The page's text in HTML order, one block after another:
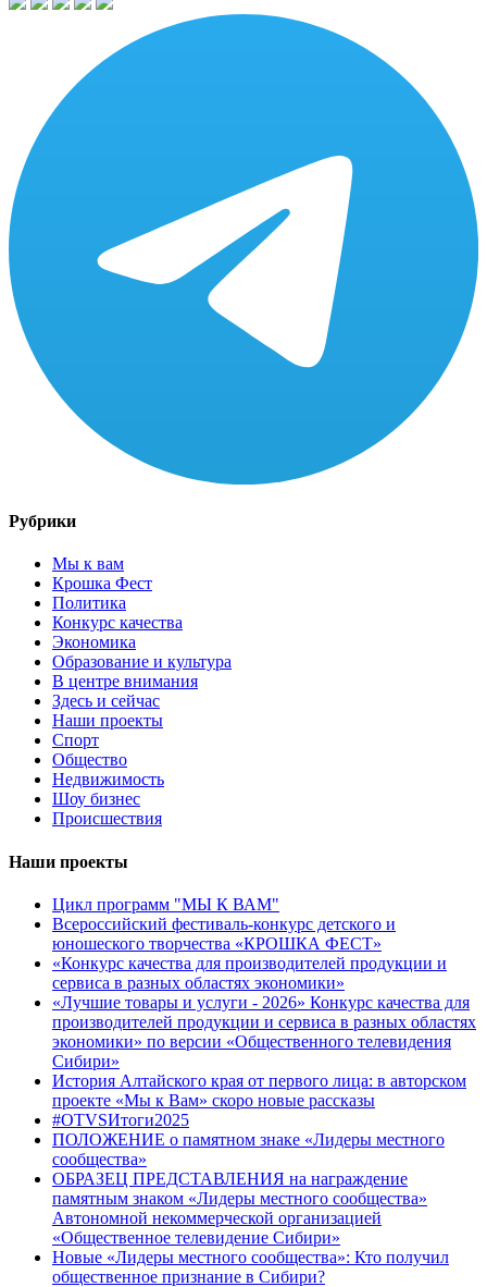
Рубрики
Мы к вам
Крошка Фест
Политика
Конкурс качества
Экономика
Образование и культура
В центре внимания
Здесь и сейчас
Наши проекты
Спорт
Общество
Недвижимость
Шоу бизнес
Происшествия
Наши проекты
Цикл программ "МЫ К ВАМ"
Всероссийский фестиваль-конкурс детского и
юношеского творчества «КРОШКА ФЕСТ»
«Конкурс качества для производителей продукции и
сервиса в разных областях экономики»
«Лучшие товары и услуги - 2026» Конкурс качества для
производителей продукции и сервиса в разных областях
экономики» по версии «Общественного телевидения
Сибири»
История Алтайского края от первого лица: в авторском
проекте «Мы к Вам» скоро новые рассказы
#OTVSИтоги2025
ПОЛОЖЕНИЕ о памятном знаке «Лидеры местного
сообщества»
ОБРАЗЕЦ ПРЕДСТАВЛЕНИЯ на награждение
памятным знаком «Лидеры местного сообщества»
Автономной некоммерческой организацией
«Общественное телевидение Сибири»
Новые «Лидеры местного сообщества»: Кто получил
общественное признание в Сибири?